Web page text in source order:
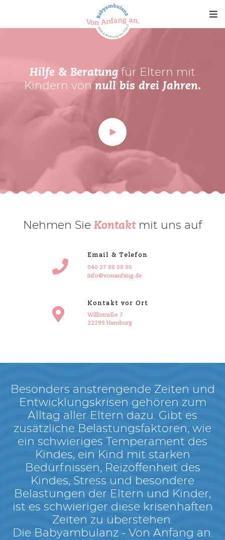
Babyambulanz
Kontakt
News
Medien
Suchen
Hilfe & Beratung für Eltern mit
Kindern von null bis drei Jahren.
Nehmen Sie Kontaktmit uns auf
Email & Telefon
040 27 88 08 86
info@vonanfang.de
Kontakt vor Ort
Willistraße 7
22299 Hamburg
Besonders anstrengende Zeiten und
Entwicklungskrisen gehören zum
Alltag aller Eltern dazu. Gibt es
zusätzliche Belastungsfaktoren, wie
ein schwieriges Temperament des
Kindes, ein Kind mit starken
Bedürfnissen, Reizoffenheit des
Kindes, Stress und besondere
Belastungen der Eltern und Kinder,
ist es schwieriger diese krisenhaften
Zeiten zu überstehen.
Die Babyambulanz - Von Anfang an.